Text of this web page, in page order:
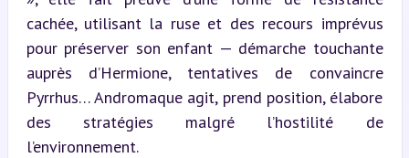
cachée, utilisant la ruse et des recours imprévus
pour préserver son enfant — démarche touchante
auprès d’Hermione, tentatives de convaincre
Pyrrhus… Andromaque agit, prend position, élabore
des stratégies malgré l’hostilité de
l’environnement.